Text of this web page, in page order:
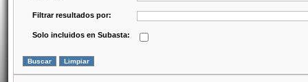
Filtrar resultados por:
Solo incluidos en Subasta: